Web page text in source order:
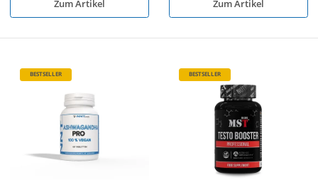
Zum Artikel
Zum Artikel
BESTSELLER BESTSELLER